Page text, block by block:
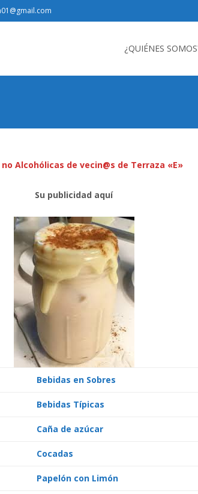
¿QUIÉNES
Alcohólicas de vecin@s de Terraza «E»
Su publicidad aquí
Bebidas en Sobres
Bebidas Típicas
Caña de azúcar
Cocadas
Papelón con Limón